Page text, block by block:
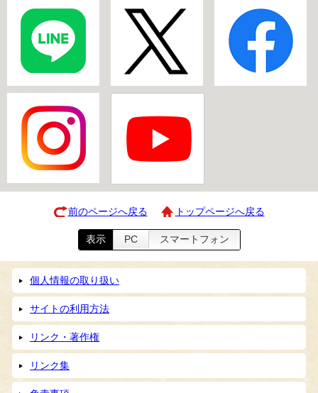
前のページへ戻る トップページへ戻る
表示 PC スマートフォン
個人情報の取り扱い
サイトの利用方法
リンク・著作権
リンク集